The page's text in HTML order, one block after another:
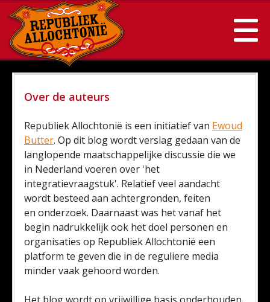
Over de auteurs
Republiek Allochtonië is een initiatief van Ewoud
Butter. Op dit blog wordt verslag gedaan van de
langlopende maatschappelijke discussie die we
in Nederland voeren over 'het
integratievraagstuk'. Relatief veel aandacht
wordt besteed aan achtergronden, feiten
en onderzoek. Daarnaast was het vanaf het
begin nadrukkelijk ook het doel personen en
organisaties op Republiek Allochtonië een
platform te geven die in de reguliere media
minder vaak gehoord worden.